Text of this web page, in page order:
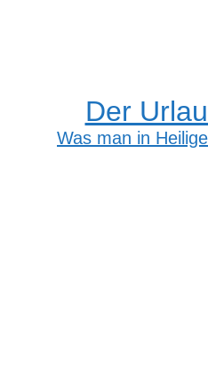
Der
Was man in